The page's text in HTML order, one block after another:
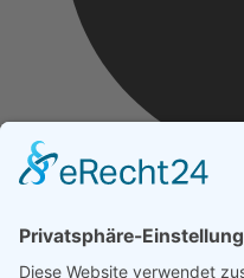
Impressum